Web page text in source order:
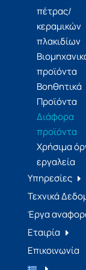
πέτρας/
κεραμικών
πλακιδίων
προϊόντα
Βοηθητικά
Προϊόντα
Διάφορα
προϊόντα
Χρήσιμα
εργαλεία
Υπηρεσίες
Τεχνικά
Έργα
Εταιρία
Επικοινωνία